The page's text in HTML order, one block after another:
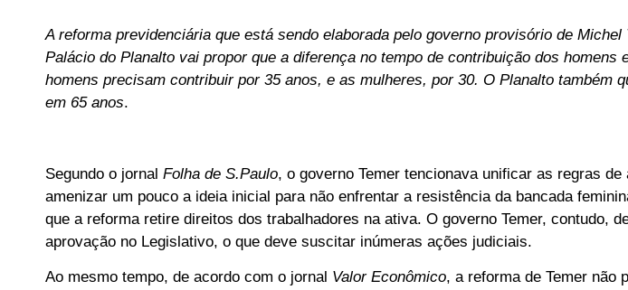
A reforma previdenciária que está sendo elaborada pelo governo provisório de
Palácio do Planalto vai propor que a diferença no tempo de contribuição dos
homens precisam contribuir por 35 anos, e as mulheres, por 30. O Planalto também
em 65 anos.
Segundo o jornal Folha de S.Paulo, o governo Temer tencionava unificar as regras
amenizar um pouco a ideia inicial para não enfrentar a resistência da bancada
que a reforma retire direitos dos trabalhadores na ativa. O governo Temer, contudo,
aprovação no Legislativo, o que deve suscitar inúmeras ações judiciais.
Ao mesmo tempo, de acordo com o jornal Valor Econômico, a reforma de Temer não